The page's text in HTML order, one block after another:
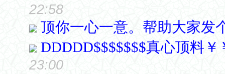
22:58
顶你一心一意。帮助大家发
DDDDD$$$$$$$真心顶料￥
23:00